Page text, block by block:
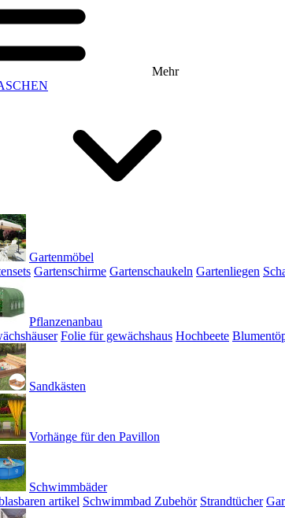
Mehr
Gartenmöbel
Gartenschirme Gartenschaukeln Gartenliegen
Pflanzenanbau
Folie für gewächshaus Hochbeete
Sandkästen
Vorhänge für den Pavillon
Schwimmbäder
artikel Schwimmbad Zubehör Strandtücher